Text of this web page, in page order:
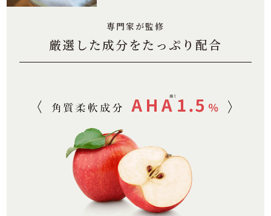
専門家が監修
厳選した成分をたっぷり配合